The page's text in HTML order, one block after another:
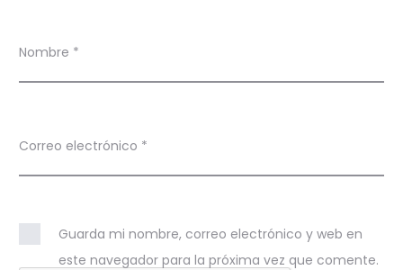
Nombre *
Correo electrónico *
Guarda mi nombre, correo electrónico y web en
este navegador para la próxima vez que comente.